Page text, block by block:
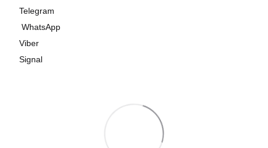
Telegram
WhatsApp
Viber
Signal